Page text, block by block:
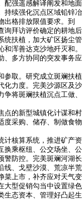
配强遥感解译阐发和地面
持续强化沉点区域铅锌冶
出格排放限值要求。到
询拜访评价确定的耕地后
统扶植，加大矿区扬尘管
浑善达克沙地歼灭和。
、多方协同的突发事务应
取。研究成立斑斓扶植
化力度。完美沙源区及沙
将斑斓扶植沉点工做、
的新型城镇化计谋和村
度采购、储存、制做食物
核算系统，推进矿产资
换乘枢纽、公交场坐、公
警防控。完美斑斓河湖长
线、戈壁沙漠、荒凉半荒
菜上市，补齐应对天气变
大型促销勾当中设置绿色
生态资本、管理好凸起生